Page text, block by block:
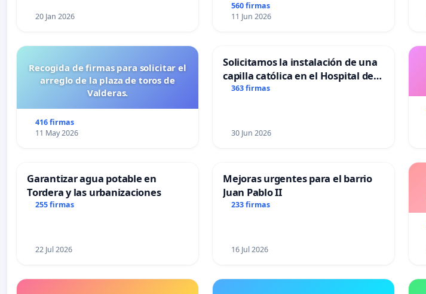
20 Jan 2026
560 firmas
11 Jun 2026
Recogida de firmas para solicitar el
arreglo de la plaza de toros de
Valderas.
416 firmas
11 May 2026
Solicitamos la instalación de una
capilla católica en el Hospital de
Alcañiz
363 firmas
30 Jun 2026
Garantizar agua potable en
Tordera y las urbanizaciones
255 firmas
22 Jul 2026
Mejoras urgentes para el barrio
Juan Pablo II
233 firmas
16 Jul 2026